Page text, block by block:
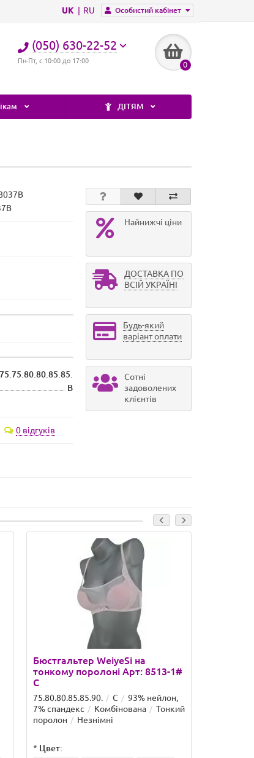
Особистий кабінет
UK RU
(050) 630-22-52
Пн-Пт, с 10:00 до 17:00 0
ДІТЯМ
75.75.80.80.85.85.
B
0 відгуків
Найнижчі ціни
ДОСТАВКА ПО
ВСІЙ УКРАЇНІ
Будь-який
варіант оплати
Сотні
задоволених
клієнтів
Бюстгальтер WeiyeSi на
тонкому поролоні Арт: 8513-1#
C
75.80.80.85.85.90. C
93% нейлон,
7% спандекс
Комбінована
Тонкий
поролон
Незнімні
* Цвет: